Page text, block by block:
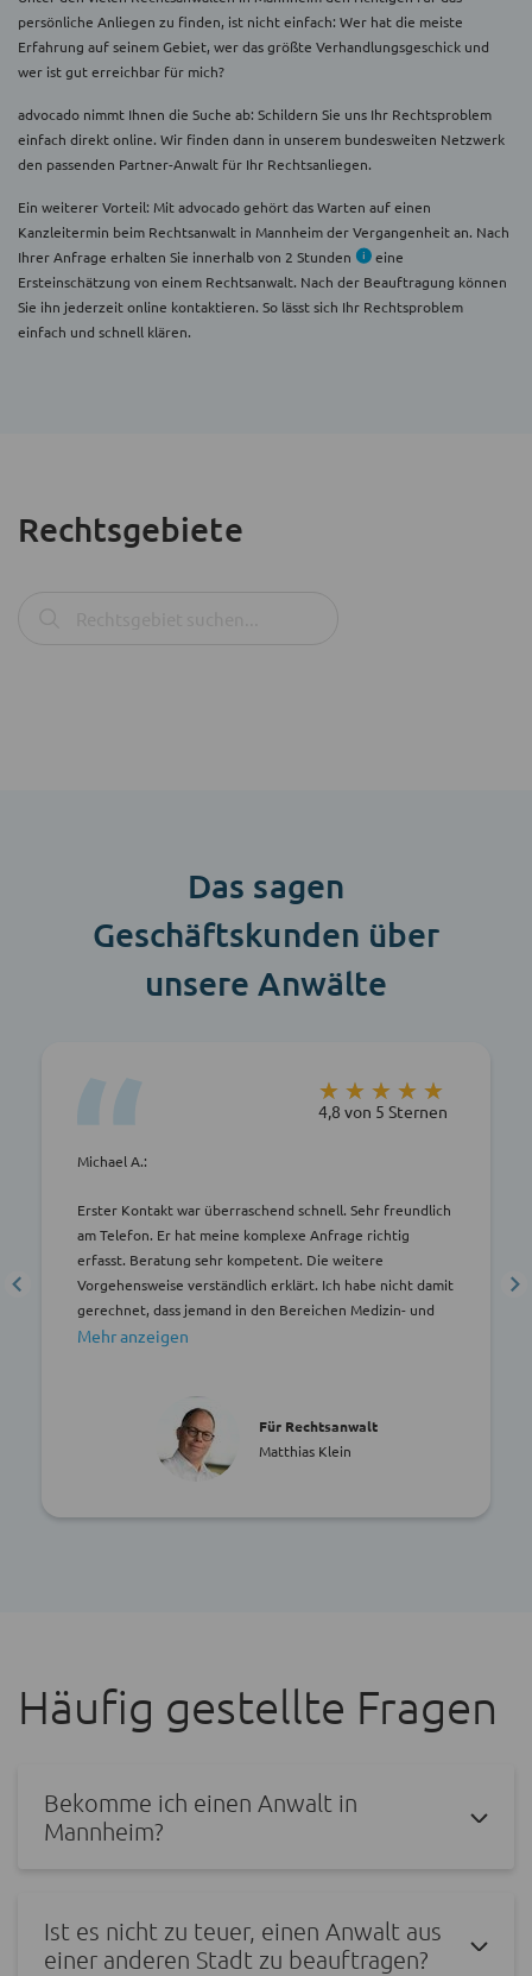
persönliche Anliegen zu finden, ist nicht einfach: Wer hat die meiste
Erfahrung auf seinem Gebiet, wer das größte Verhandlungsgeschick und
wer ist gut erreichbar für mich?
advocado nimmt Ihnen die Suche ab: Schildern Sie uns Ihr Rechtsproblem
einfach direkt online. Wir finden dann in unserem bundesweiten Netzwerk
den passenden Partner-Anwalt für Ihr Rechtsanliegen.
Ein weiterer Vorteil: Mit advocado gehört das Warten auf einen
Kanzleitermin beim Rechtsanwalt in Mannheim der Vergangenheit an. Nach
Ihrer Anfrage erhalten Sie innerhalb von 2 Stunden
eine
Ersteinschätzung von einem Rechtsanwalt. Nach der Beauftragung können
Sie ihn jederzeit online kontaktieren. So lässt sich Ihr Rechtsproblem
einfach und schnell klären.
Rechtsgebiete
Das sagen
Geschäftskunden über
unsere Anwälte
★★★★★
★★★★★
4,8 von 5 Sternen
Michael A.:
Erster Kontakt war überraschend schnell. Sehr freundlich
am Telefon. Er hat meine komplexe Anfrage richtig
erfasst. Beratung sehr kompetent. Die weitere
Vorgehensweise verständlich erklärt. Ich habe nicht damit
gerechnet, dass jemand in den Bereichen Medizin- und
Strafrecht fachlich so kompetent sein kann. Er hat sein
hat er mit Herrn Klein den richtigen Anwalt gefunden. Ich
kann ihn nur weiterempfehlen. Danke auch advocado,
dass Sie mir diesen kompetenten Fachanwalt vermittelt
Für Rechtsanwalt
Matthias Klein
Häufig gestellte Fragen
Bekomme ich einen Anwalt in
Mannheim?
Ist es nicht zu teuer, einen Anwalt aus
einer anderen Stadt zu beauftragen?